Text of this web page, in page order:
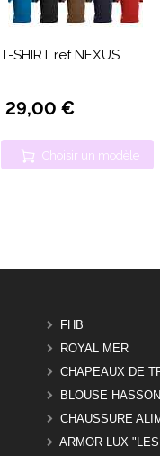
T-SHIRT ref NEXUS
29,00 €
Choisir un modèle
FHB
ROYAL MER
CHAPEAUX DE
BLOUSE HASSON
CHAUSSURE
ARMOR LUX